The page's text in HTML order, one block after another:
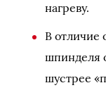
нагреву.
В отличие
шпинделя
шустрее